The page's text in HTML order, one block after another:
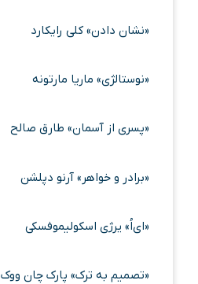
«نشان دادن» کلی رایکارد
«نوستالژی» ماریا مارتونه
«پسری از آسمان» طارق صالح
«برادر و خواهر» آرنو دپلشن
«ای‌اُ» یرژی اسکولیموفسکی
«تصمیم به ترک» پارک چان ووک